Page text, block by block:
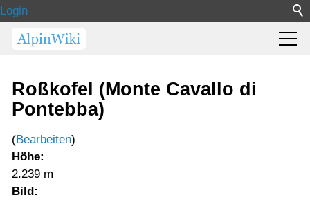
Login
Roßkofel (Monte Cavallo di
Pontebba)
(Bearbeiten)
Höhe:
2.239 m
Bild: